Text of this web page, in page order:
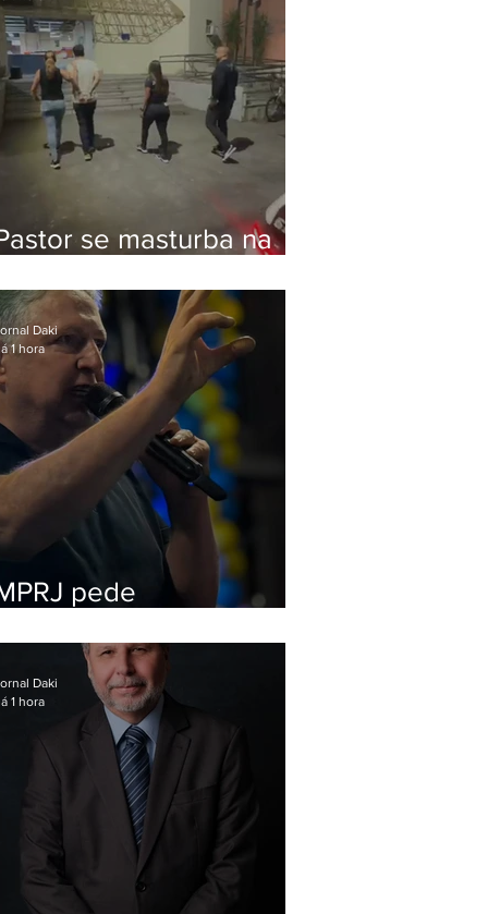
se masturba na
na Zona Oeste
pede
Daki
1 hora
Daki
1 hora